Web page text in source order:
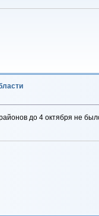
до 4 октября не